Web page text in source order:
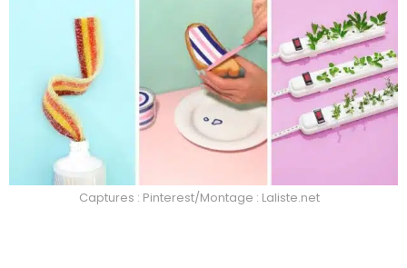
Captures : Pinterest/Montage : Laliste.net